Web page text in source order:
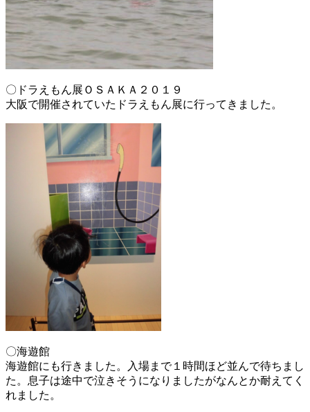
〇ドラえもん展ＯＳＡＫＡ２０１９
大阪で開催されていたドラえもん展に行ってきました。
〇海遊館
海遊館にも行きました。入場まで１時間ほど並んで待ちまし
た。息子は途中で泣きそうになりましたがなんとか耐えてく
れました。